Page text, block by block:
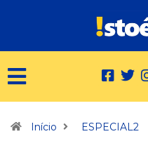
Início ESPECIAL2